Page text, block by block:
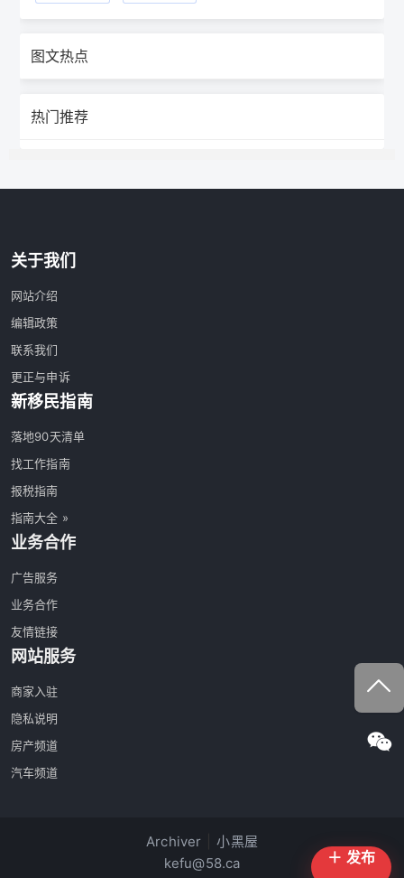
图文热点
热门推荐
关于我们
网站介绍
编辑政策
联系我们
更正与申诉
新移民指南
落地90天清单
找工作指南
报税指南
指南大全 »
业务合作
广告服务
业务合作
友情链接
网站服务
商家入驻
隐私说明
房产频道
汽车频道
Archiver
小黑屋
kefu@58.ca
＋ 发布